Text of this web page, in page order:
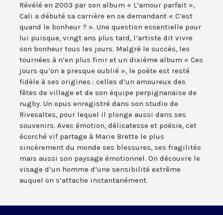
Révélé en 2003 par son album « L’amour parfait »,
Cali a débuté sa carrière en se demandant « C’est
quand le bonheur ? ». Une question essentielle pour
lui puisque, vingt ans plus tard, l’artiste dit vivre
son bonheur tous les jours. Malgré le succès, les
tournées à n’en plus finir et un dixième album « Ces
jours qu’on a presque oublié », le poète est resté
fidèle à ses origines : celles d’un amoureux des
fêtes de village et de son équipe perpignanaise de
rugby. Un opus enregistré dans son studio de
Rivesaltes, pour lequel il plonge aussi dans ses
souvenirs. Avec émotion, délicatesse et poésie, cet
écorché vif partage à Marie Brette le plus
sincèrement du monde ses blessures, ses fragilités
mais aussi son paysage émotionnel. On découvre le
visage d’un homme d’une sensibilité extrême
auquel on s’attache instantanément.